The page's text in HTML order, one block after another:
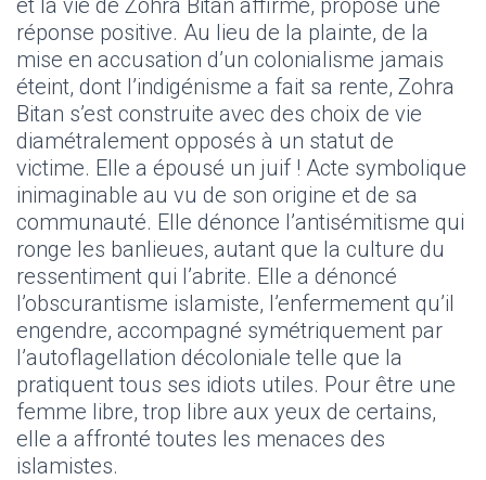
et la vie de Zohra Bitan affirme, propose une
réponse positive. Au lieu de la plainte, de la
mise en accusation d’un colonialisme jamais
éteint, dont l’indigénisme a fait sa rente, Zohra
Bitan s’est construite avec des choix de vie
diamétralement opposés à un statut de
victime. Elle a épousé un juif ! Acte symbolique
inimaginable au vu de son origine et de sa
communauté. Elle dénonce l’antisémitisme qui
ronge les banlieues, autant que la culture du
ressentiment qui l’abrite. Elle a dénoncé
l’obscurantisme islamiste, l’enfermement qu’il
engendre, accompagné symétriquement par
l’autoflagellation décoloniale telle que la
pratiquent tous ses idiots utiles. Pour être une
femme libre, trop libre aux yeux de certains,
elle a affronté toutes les menaces des
islamistes.